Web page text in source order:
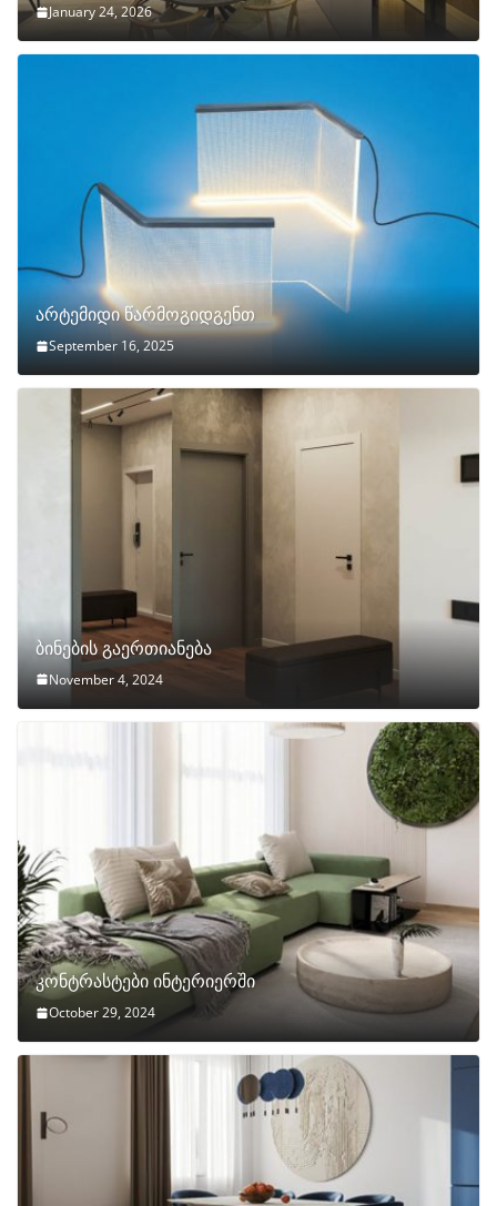
January 24, 2026
არტემიდი წარმოგიდგენთ
September 16, 2025
ბინების გაერთიანება
November 4, 2024
კონტრასტები ინტერიერში
October 29, 2024